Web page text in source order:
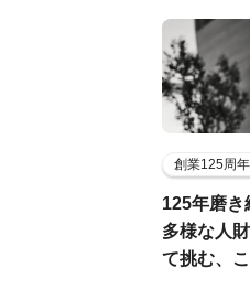
創業125周
125年磨き
多様な人
て挑む、